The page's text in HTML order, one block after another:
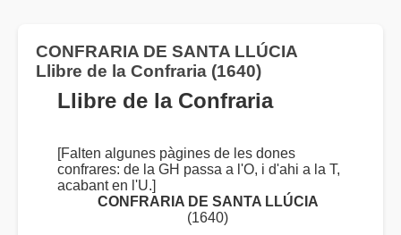
CONFRARIA DE SANTA LLÚCIA
Llibre de la Confraria (1640)
Llibre de la Confraria
[Falten algunes pàgines de les dones
confrares: de la GH passa a l'O, i d'ahi a la T,
acabant en l'U.]
CONFRARIA DE SANTA LLÚCIA
(1640)